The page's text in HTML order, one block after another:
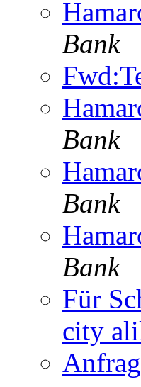
Bank
Bank
Bank
Bank
Für
city